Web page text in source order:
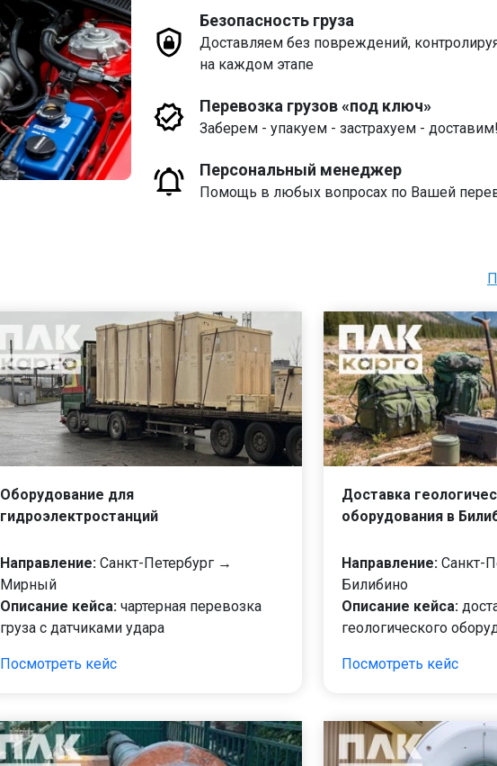
Безопасность груза
Доставляем без повреждений,
на каждом этапе
Перевозка грузов «под ключ»
Заберем - упакуем - застрахуем - доставим!
Персональный менеджер
Помощь в любых вопросах по Вашей
Оборудование для
гидроэлектростанций
Направление: Санкт-Петербург →
Мирный
Описание кейса: чартерная перевозка
груза с датчиками удара
Посмотреть кейс
Доставка
оборудования в
Направление: Санкт-
Билибино
Описание кейса:
геологического
Посмотреть кейс